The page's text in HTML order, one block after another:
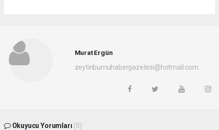
Murat Ergün
zeytinburnuhabergazetesi@hotmail.com
Okuyucu Yorumları (0)